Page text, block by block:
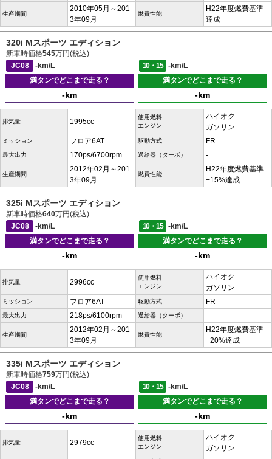
生産期間
2010年05月～201
3年09月
燃費性能
H22年度燃費基準
達成
320i Mスポーツ エディション
新車時価格545万円(税込)
JC08
-km/L 10・15
-km/L
満タンでどこまで走る？
-km
満タンでどこまで走る？
-km
排気量 1995cc
使用燃料
エンジン
ハイオク
ガソリン
ミッション フロア6AT 駆動方式 FR
最大出力 170ps/6700rpm 過給器（ターボ） -
生産期間
2012年02月～201
3年09月
燃費性能
H22年度燃費基準
+15%達成
325i Mスポーツ エディション
新車時価格640万円(税込)
JC08
-km/L 10・15
-km/L
満タンでどこまで走る？
-km
満タンでどこまで走る？
-km
排気量 2996cc
使用燃料
エンジン
ハイオク
ガソリン
ミッション フロア6AT 駆動方式 FR
最大出力 218ps/6100rpm 過給器（ターボ） -
生産期間
2012年02月～201
3年09月
燃費性能
H22年度燃費基準
+20%達成
335i Mスポーツ エディション
新車時価格759万円(税込)
JC08
-km/L 10・15
-km/L
満タンでどこまで走る？
-km
満タンでどこまで走る？
-km
排気量 2979cc
使用燃料
エンジン
ハイオク
ガソリン